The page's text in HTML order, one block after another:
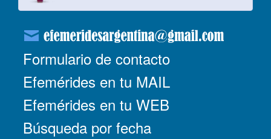
Formulario de contacto
Efemérides en tu MAIL
Efemérides en tu WEB
Búsqueda por fecha